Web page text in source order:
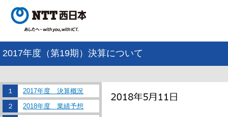
2017年度（第19期）決算について
１
2017年度 決算概況
２
2018年度 業績予想